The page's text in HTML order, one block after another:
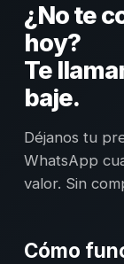
¿No te
hoy?
Te
baje.
Déjanos tu
WhatsApp
valor. Sin
Cómo